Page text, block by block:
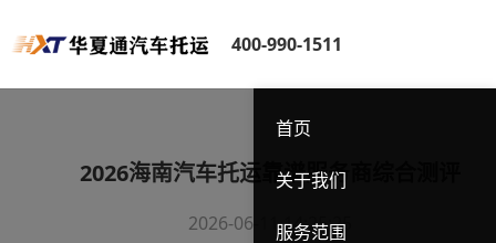
400-990-1511
首页
关于我们
服务范围
2026海南汽车托运靠谱服务商综合测评
2026-06-11 14:25:25